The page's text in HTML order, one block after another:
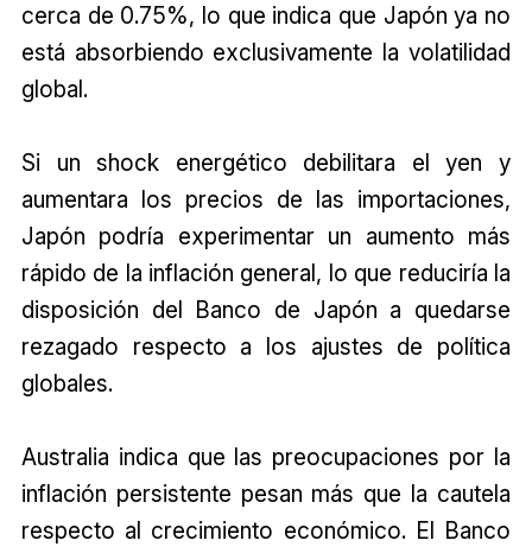
cerca de 0.75%, lo que indica que Japón ya no
está absorbiendo exclusivamente la volatilidad
global.
Si un shock energético debilitara el yen y
aumentara los precios de las importaciones,
Japón podría experimentar un aumento más
rápido de la inflación general, lo que reduciría la
disposición del Banco de Japón a quedarse
rezagado respecto a los ajustes de política
globales.
Australia indica que las preocupaciones por la
inflación persistente pesan más que la cautela
respecto al crecimiento económico. El Banco